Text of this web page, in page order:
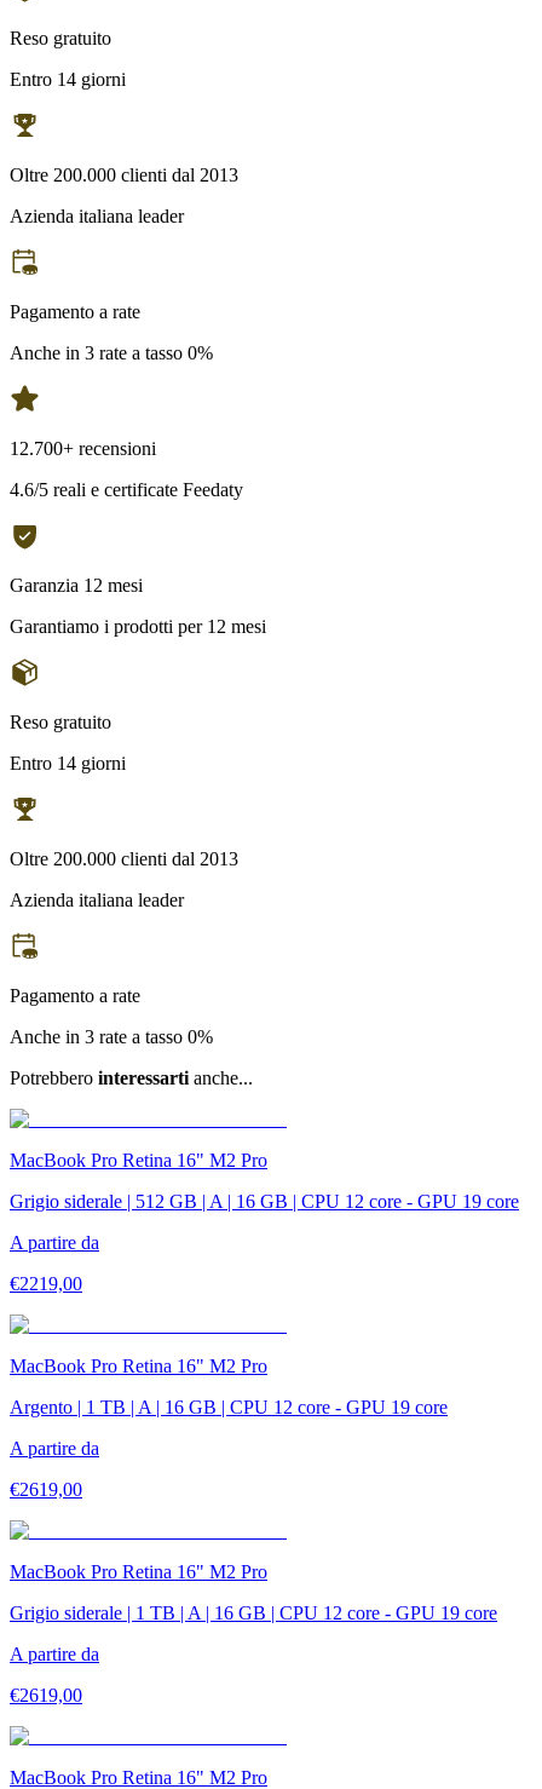
Reso gratuito
Entro 14 giorni
Oltre 200.000 clienti dal 2013
Azienda italiana leader
Pagamento a rate
Anche in 3 rate a tasso 0%
12.700+ recensioni
4.6/5 reali e certificate Feedaty
Garanzia 12 mesi
Garantiamo i prodotti per 12 mesi
Reso gratuito
Entro 14 giorni
Oltre 200.000 clienti dal 2013
Azienda italiana leader
Pagamento a rate
Anche in 3 rate a tasso 0%
Potrebbero interessarti anche...
MacBook Pro Retina 16" M2 Pro
Grigio siderale | 512 GB | A | 16 GB | CPU 12 core - GPU 19 core
A partire da
€2219,00
MacBook Pro Retina 16" M2 Pro
Argento | 1 TB | A | 16 GB | CPU 12 core - GPU 19 core
A partire da
€2619,00
MacBook Pro Retina 16" M2 Pro
Grigio siderale | 1 TB | A | 16 GB | CPU 12 core - GPU 19 core
A partire da
€2619,00
MacBook Pro Retina 16" M2 Pro